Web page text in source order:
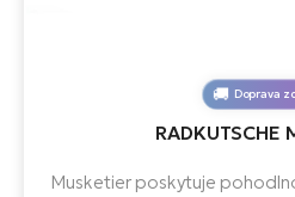
Doprava
Musketier poskytuje